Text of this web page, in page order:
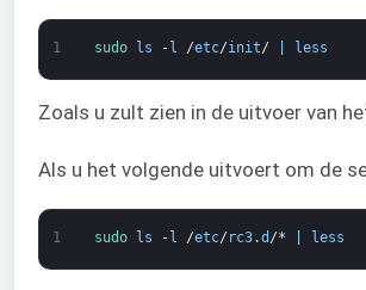
1 sudo ls -l /etc/init/ less
Zoals u zult zien in de uitvoer van
Als u het volgende uitvoert om de
1 sudo ls - l /etc/ rc3.d /* less